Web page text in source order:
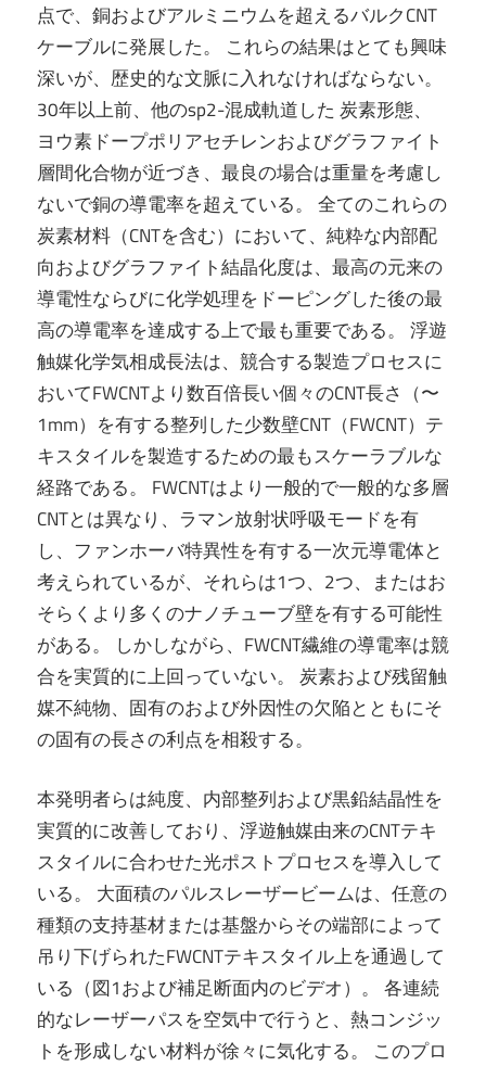
点で、銅およびアルミニウムを超えるバルクCNT
ケーブルに発展した。 これらの結果はとても興味
深いが、歴史的な文脈に入れなければならない。
30年以上前、他のsp2-混成軌道した 炭素形態、
ヨウ素ドープポリアセチレンおよびグラファイト
層間化合物が近づき、最良の場合は重量を考慮し
ないで銅の導電率を超えている。 全てのこれらの
炭素材料（CNTを含む）において、純粋な内部配
向およびグラファイト結晶化度は、最高の元来の
導電性ならびに化学処理をドーピングした後の最
高の導電率を達成する上で最も重要である。 浮遊
触媒化学気相成長法は、競合する製造プロセスに
おいてFWCNTより数百倍長い個々のCNT長さ（〜
1mm）を有する整列した少数壁CNT（FWCNT）テ
キスタイルを製造するための最もスケーラブルな
経路である。 FWCNTはより一般的で一般的な多層
CNTとは異なり、ラマン放射状呼吸モードを有
し、ファンホーバ特異性を有する一次元導電体と
考えられているが、それらは1つ、2つ、またはお
そらくより多くのナノチューブ壁を有する可能性
がある。 しかしながら、FWCNT繊維の導電率は競
合を実質的に上回っていない。 炭素および残留触
媒不純物、固有のおよび外因性の欠陥とともにそ
の固有の長さの利点を相殺する。
本発明者らは純度、内部整列および黒鉛結晶性を
実質的に改善しており、浮遊触媒由来のCNTテキ
スタイルに合わせた光ポストプロセスを導入して
いる。 大面積のパルスレーザービームは、任意の
種類の支持基材または基盤からその端部によって
吊り下げられたFWCNTテキスタイル上を通過して
いる（図1および補足断面内のビデオ）。 各連続
的なレーザーパスを空気中で行うと、熱コンジッ
トを形成しない材料が徐々に気化する。 このプロ